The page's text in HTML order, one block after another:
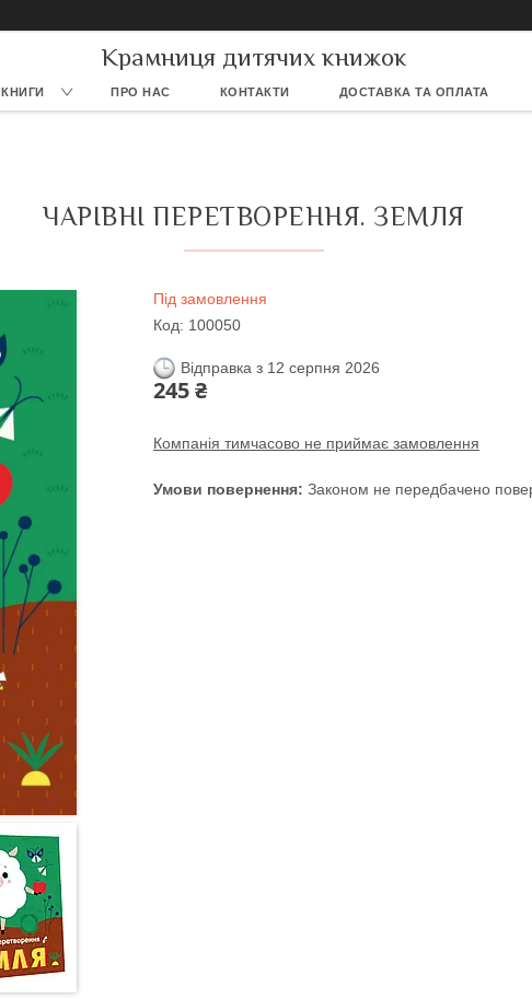
Крамниця дитячих книжок
КНИГИ ПРО НАС КОНТАКТИ ДОСТАВКА ТА ОПЛАТА
ЧАРІВНІ ПЕРЕТВОРЕННЯ. ЗЕМЛЯ
Під замовлення
Код: 100050
Відправка з 12 серпня 2026
245 ₴
Компанія тимчасово не приймає замовлення
Законом не передбачено